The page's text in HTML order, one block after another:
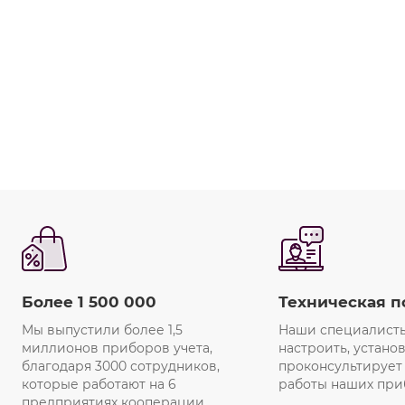
Более 1 500 000
Мы выпустили более 1,5
миллионов приборов учета,
благодаря 3000 сотрудников,
которые работают на 6
Техническая
Наши
настроить,
работы наших